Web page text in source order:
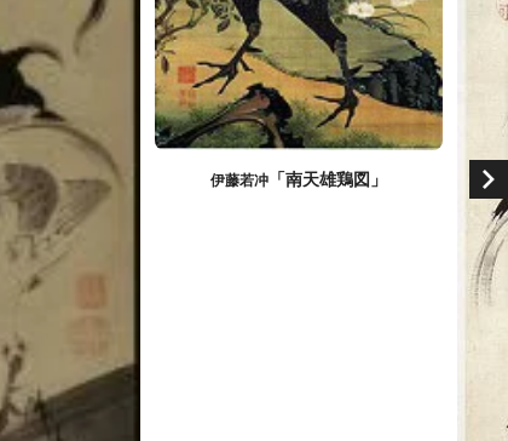
伊藤若冲「南天雄鶏図」